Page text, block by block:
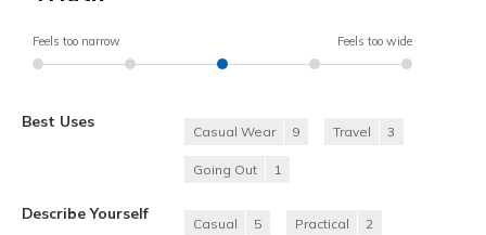
Feels too narrow Feels too wide
Best Uses
Casual Wear 9 Travel 3
Going Out 1
Describe Yourself
Casual 5 Practical 2